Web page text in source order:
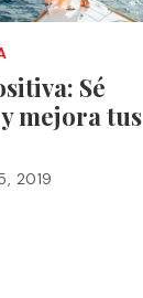
Sé
mejora tus
2019